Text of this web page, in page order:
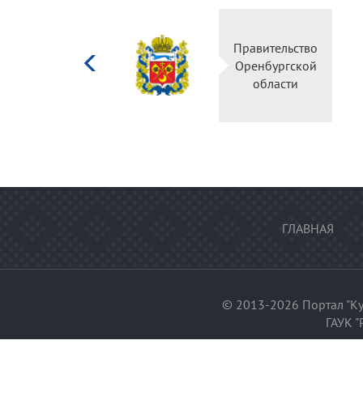
Правительство
Оренбургской
области
ГЛАВНАЯ
© 2013-2026 Портал
ГАУК